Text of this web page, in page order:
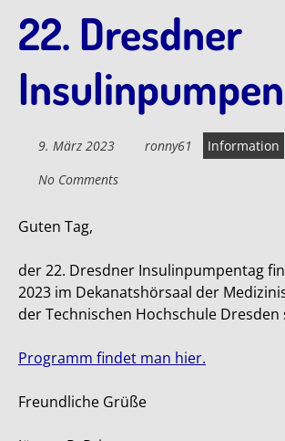
22. Dresdner
9. März 2023 ronny61
Information
No Comments
Guten Tag,
der 22. Dresdner Insulinpumpentag
2023 im Dekanatshörsaal der
der Technischen Hochschule Dresden
Programm findet man hier.
Freundliche Grüße